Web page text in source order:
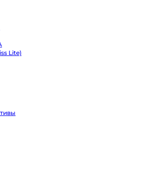
4K
Pro
Blackmagic
Pocket
Lite)